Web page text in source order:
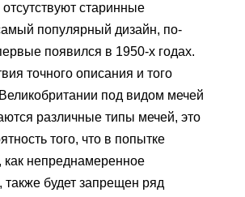
старинные
популярный дизайн, по-
появился в 1950-х годах.
точного описания и того
под видом мечей
различные типы мечей, это
того, что в попытке
как непреднамеренное
также будет запрещен ряд